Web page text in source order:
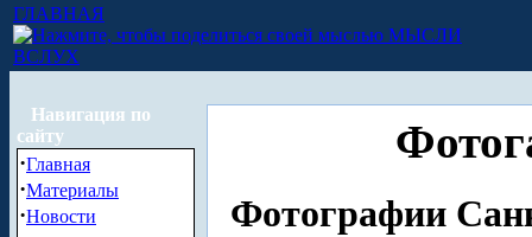
ГЛАВНАЯ
МЫСЛИ
ВСЛУХ
Навигация по
сайту
·Главная
·Материалы
·Новости Фотографии